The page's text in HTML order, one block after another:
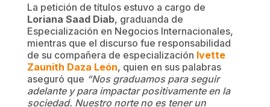
La petición de títulos estuvo a cargo de
Loriana Saad Diab, graduanda de
Especialización en Negocios Internacionales,
mientras que el discurso fue responsabilidad
de su compañera de especialización Ivette
Zaunith Daza León, quien en sus palabras
aseguró que “Nos graduamos para seguir
adelante y para impactar positivamente en la
sociedad. Nuestro norte no es tener un